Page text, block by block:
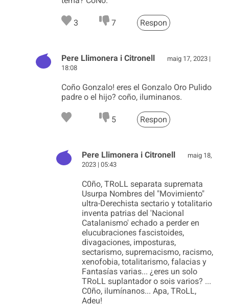
3 7 Respon
Pere Llimonera i Citronell
maig 17, 2023 |
18:08
Coño Gonzalo! eres el Gonzalo Oro Pulido
padre o el hijo? coño, iluminanos.
5 Respon
Pere Llimonera i Citronell
maig 18,
2023 | 05:43
C0ño, TRoLL separata supremata
Usurpa Nombres del "Movimiento"
ultra-Derechista sectario y totalitario
inventa patrias del 'Nacional
Catalanismo' echado a perder en
elucubraciones fascistoides,
divagaciones, imposturas,
sectarismo, supremacismo, racismo,
xenofobia, totalitarismo, falacias y
Fantasías varias... ¿eres un solo
TRoLL suplantador o sois varios? ...
C0ño, ilumínanos... Apa, TRoLL,
Adeu!